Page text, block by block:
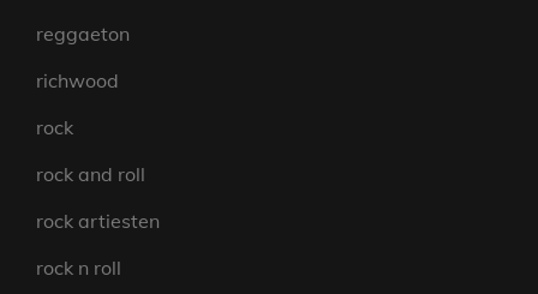
reggaeton
richwood
rock
rock and roll
rock artiesten
rock n roll